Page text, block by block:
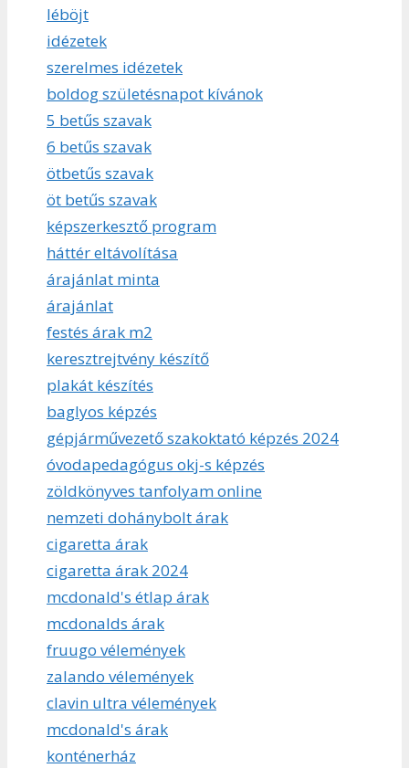
léböjt
idézetek
szerelmes idézetek
boldog születésnapot kívánok
5 betűs szavak
6 betűs szavak
ötbetűs szavak
öt betűs szavak
képszerkesztő program
háttér eltávolítása
árajánlat minta
árajánlat
festés árak m2
keresztrejtvény készítő
plakát készítés
baglyos képzés
gépjárművezető szakoktató képzés 2024
óvodapedagógus okj-s képzés
zöldkönyves tanfolyam online
nemzeti dohánybolt árak
cigaretta árak
cigaretta árak 2024
mcdonald's étlap árak
mcdonalds árak
fruugo vélemények
zalando vélemények
clavin ultra vélemények
mcdonald's árak
konténerház